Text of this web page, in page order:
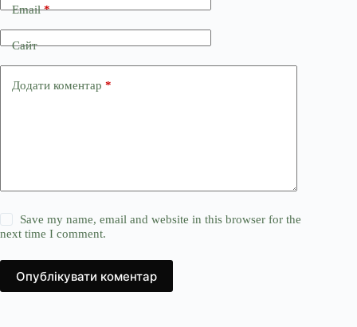
Email*
Сайт
Додати коментар *
Save my name, email and website in this browser for the
next time I comment.
Опублікувати коментар